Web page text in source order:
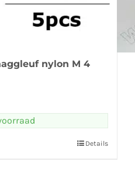
nylon M 4
Details